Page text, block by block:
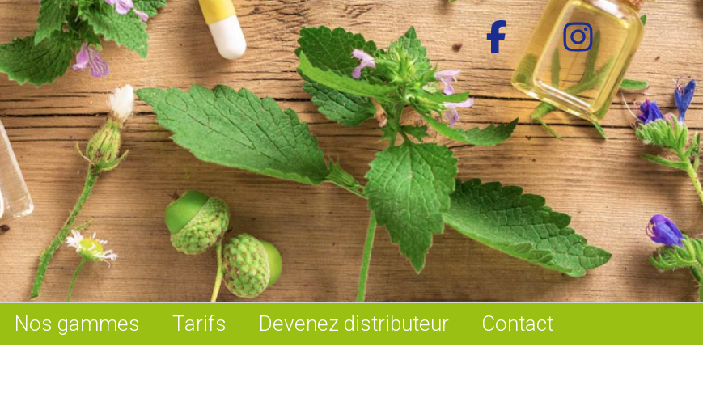
Nos gammes Tarifs Devenez distributeur Contact